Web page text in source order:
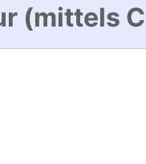
(mittels